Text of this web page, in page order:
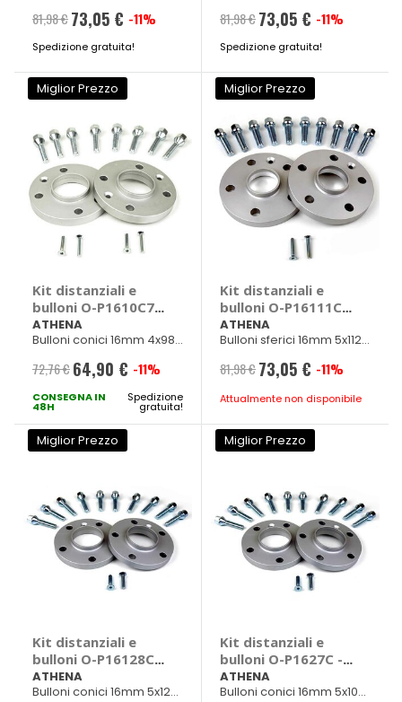
81,98 € Prezzo
speciale
73,05 € -11%
Spedizione gratuita!
81,98 € Prezzo
speciale
73,05 € -11%
Spedizione gratuita!
Miglior Prezzo
Kit distanziali e
bulloni O-P1610C7 -
ATHENA
ATHENA
Bulloni conici 16mm 4x98
72,76 € Prezzo
speciale
64,90 € -11%
CONSEGNA IN
48H
Spedizione
gratuita!
Miglior Prezzo
Kit distanziali e
bulloni O-P16111CS
- ATHENA
ATHENA
Bulloni sferici 16mm 5x112
81,98 € Prezzo
speciale
73,05 € -11%
Attualmente non disponibile
Miglior Prezzo
Kit distanziali e
bulloni O-P16128C -
ATHENA
ATHENA
Bulloni conici 16mm 5x120
Miglior Prezzo
Kit distanziali e
bulloni O-P1627C -
ATHENA
ATHENA
Bulloni conici 16mm 5x100